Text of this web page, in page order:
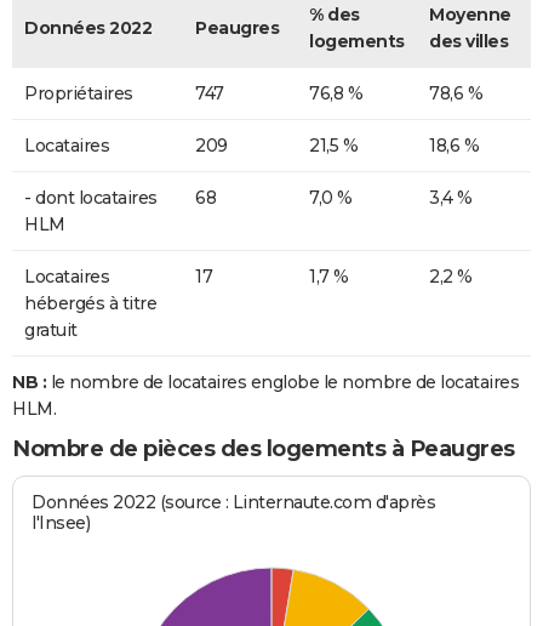
Données 2022 Peaugres
% des
logements
Moyenne
des villes
Propriétaires 747 76,8 % 78,6 %
Locataires 209 21,5 % 18,6 %
- dont locataires
HLM
68 7,0 % 3,4 %
Locataires
hébergés à titre
gratuit
17 1,7 % 2,2 %
NB : le nombre de locataires englobe le nombre de locataires
HLM.
Nombre de pièces des logements à Peaugres
Données 2022 (source : Linternaute.com d'après
l'Insee)